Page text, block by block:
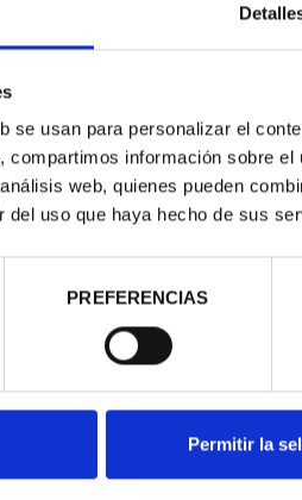
se usan para personalizar el
compartimos información sobre
web, quienes pueden
del uso que haya hecho de sus
PREFERENCIAS
Permitir la